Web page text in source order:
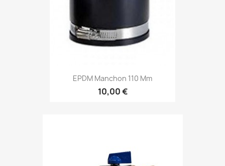
EPDM Manchon 110 Mm
10,00 €